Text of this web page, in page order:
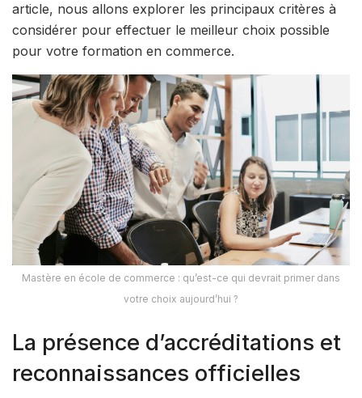
article, nous allons explorer les principaux critères à
considérer pour effectuer le meilleur choix possible
pour votre formation en commerce.
Mastère en école de commerce : qu’est-ce qui devrait primer dans
votre choix aujourd’hui ?
La présence d’accréditations et
reconnaissances officielles